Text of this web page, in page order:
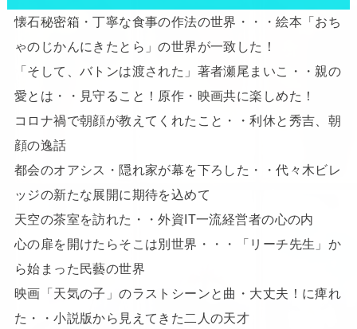
懐石秘密箱・丁寧な食事の作法の世界・・・絵本「おち
ゃのじかんにきたとら」の世界が一致した！
「そして、バトンは渡された」著者瀬尾まいこ・・親の
愛とは・・見守ること！原作・映画共に楽しめた！
コロナ禍で朝顔が教えてくれたこと・・利休と秀吉、朝
顔の逸話
都会のオアシス・隠れ家が幕を下ろした・・代々木ビレ
ッジの新たな展開に期待を込めて
天空の茶室を訪れた・・外資IT一流経営者の心の内
心の扉を開けたらそこは別世界・・・「リーチ先生」か
ら始まった民藝の世界
映画「天気の子」のラストシーンと曲・大丈夫！に痺れ
た・・小説版から見えてきた二人の天才